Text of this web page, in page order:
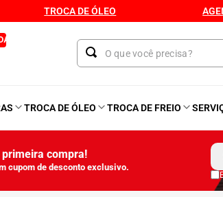
TROCA DE ÓLEO
TROCA DE ÓLEO TROCA DE FREIO
compra!
cupom de desconto exclusivo.
1º Kit 4 Pneu
2º Kit Pneu